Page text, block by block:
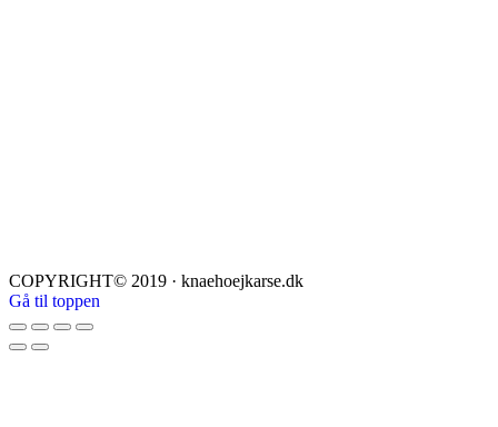
COPYRIGHT© 2019 · knaehoejkarse.dk
Gå til toppen